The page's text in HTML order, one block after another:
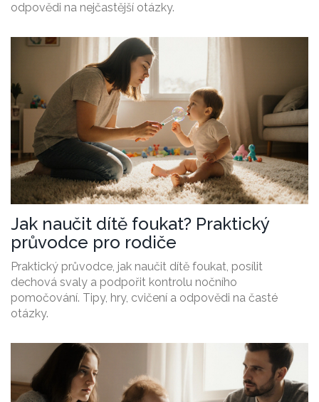
odpovědi na nejčastější otázky.
Jak naučit dítě foukat? Praktický
průvodce pro rodiče
Praktický průvodce, jak naučit dítě foukat, posílit
dechová svaly a podpořit kontrolu nočního
pomočování. Tipy, hry, cvičení a odpovědi na časté
otázky.